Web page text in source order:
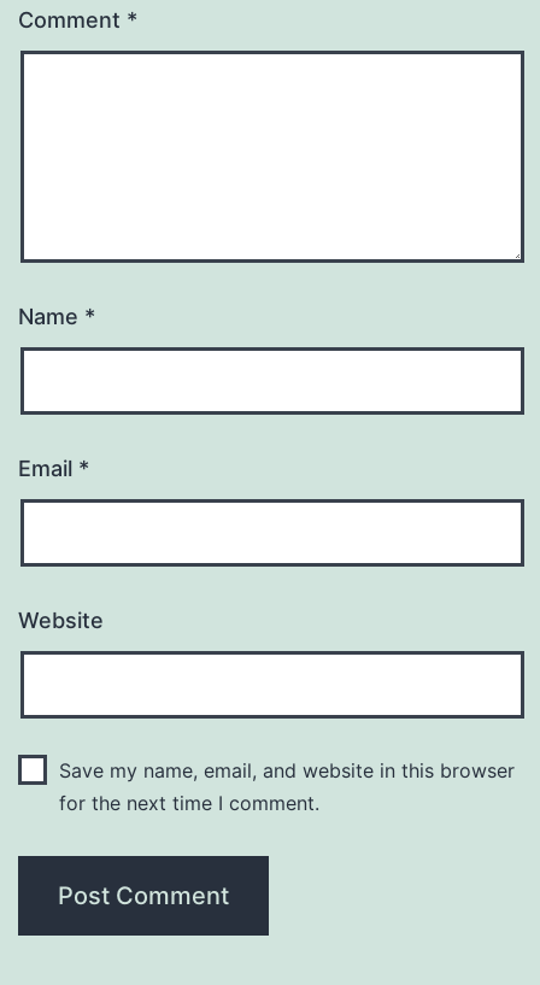
Comment *
Name *
Email *
Website
Save my name, email, and website in this browser
for the next time I comment.